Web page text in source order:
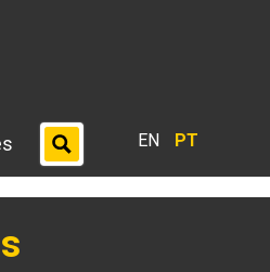
EN PT